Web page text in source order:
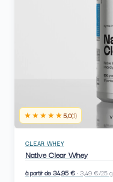
★★★★★5,0(1)
CLEAR WHEY
Native Clear Whey
à partir de 34,95 €· 3,49 €/25 g